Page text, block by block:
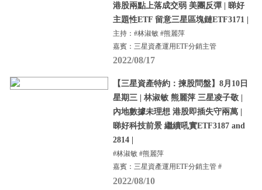
港股兩點上落成交弱 美團反彈 | 睇好
主題性ETF 留意三星區塊鏈ETF3171 |
主持：#林淑敏 #熊麗萍
嘉賓：三星資產運用ETF分銷主管
2022/08/17
【三星資產特約：揀股問盤】8月10日
星期三 | 林淑敏 熊麗萍 三星凌子敬 |
內地數據未理想 港股即插失守兩萬 |
睇好科技前景 繼續吼實ETF3187 and
2814 |
#林淑敏 #熊麗萍
嘉賓：三星資產運用ETF分銷主管 #
2022/08/10